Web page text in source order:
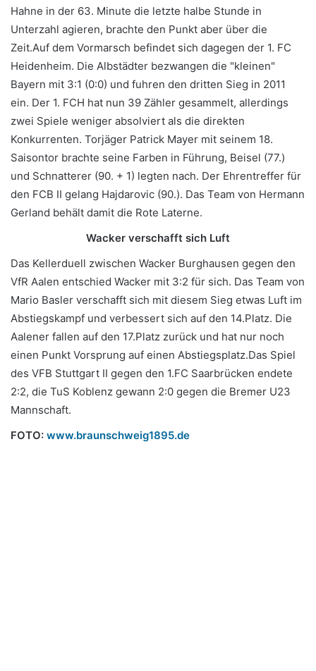
Hahne in der 63. Minute die letzte halbe Stunde in
Unterzahl agieren, brachte den Punkt aber über die
Zeit.Auf dem Vormarsch befindet sich dagegen der 1. FC
Heidenheim. Die Albstädter bezwangen die "kleinen"
Bayern mit 3:1 (0:0) und fuhren den dritten Sieg in 2011
ein. Der 1. FCH hat nun 39 Zähler gesammelt, allerdings
zwei Spiele weniger absolviert als die direkten
Konkurrenten. Torjäger Patrick Mayer mit seinem 18.
Saisontor brachte seine Farben in Führung, Beisel (77.)
und Schnatterer (90. + 1) legten nach. Der Ehrentreffer für
den FCB II gelang Hajdarovic (90.). Das Team von Hermann
Gerland behält damit die Rote Laterne.
Wacker verschafft sich Luft
Das Kellerduell zwischen Wacker Burghausen gegen den
VfR Aalen entschied Wacker mit 3:2 für sich. Das Team von
Mario Basler verschafft sich mit diesem Sieg etwas Luft im
Abstiegskampf und verbessert sich auf den 14.Platz. Die
Aalener fallen auf den 17.Platz zurück und hat nur noch
einen Punkt Vorsprung auf einen Abstiegsplatz.Das Spiel
des VFB Stuttgart II gegen den 1.FC Saarbrücken endete
2:2, die TuS Koblenz gewann 2:0 gegen die Bremer U23
Mannschaft.
FOTO: www.braunschweig1895.de